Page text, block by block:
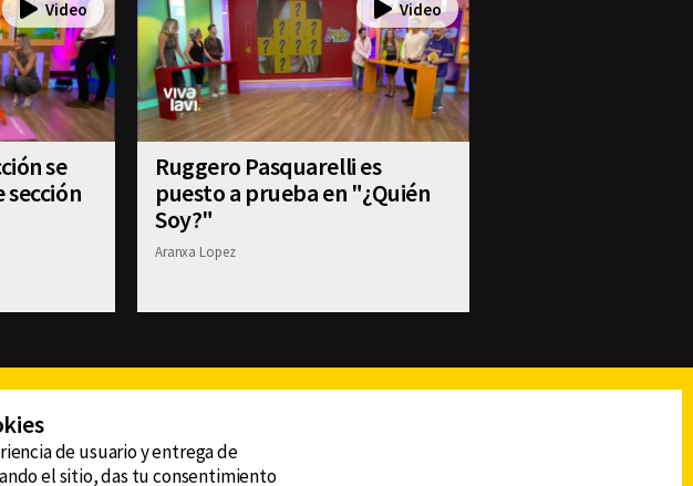
se
Ruggero Pasquarelli es
puesto a prueba en "¿Quién
Soy?"
Aranxa Lopez
de usuario y entrega de
el sitio, das tu consentimiento